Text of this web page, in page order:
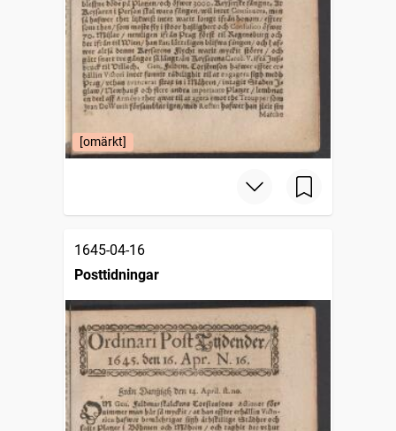
[omärkt]
1645-04-16
Posttidningar